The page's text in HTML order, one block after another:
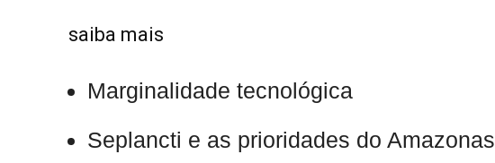
saiba mais
Marginalidade tecnológica
Seplancti e as prioridades do Amazonas